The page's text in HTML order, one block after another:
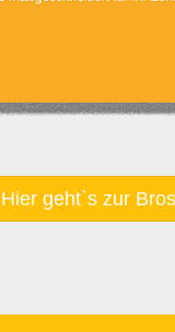
Hier geht`s zur